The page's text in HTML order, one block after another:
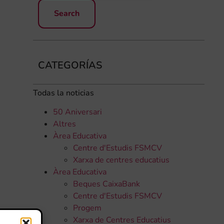
CATEGORÍAS
Todas la noticias
50 Aniversari
Altres
Àrea Educativa
Centre d'Estudis FSMCV
Xarxa de centres educatius
Àrea Educativa
Beques CaixaBank
Centre d'Estudis FSMCV
Progem
Xarxa de Centres Educatius